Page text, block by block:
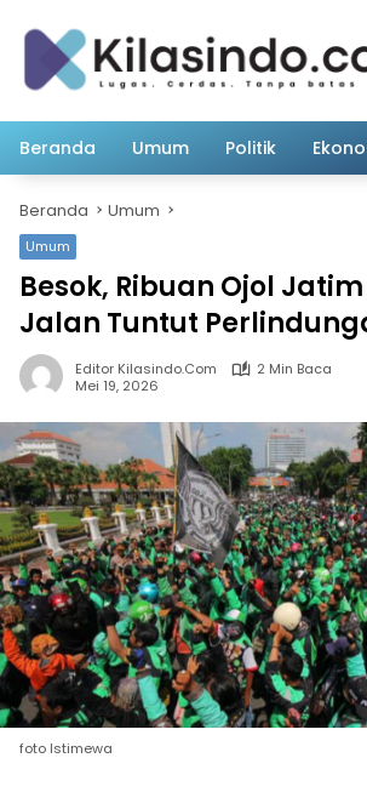
Beranda Umum Politik
Beranda Umum
Umum
Besok, Ribuan Ojol
Jalan Tuntut
Editor Kilasindo.com
2 Min Baca
Mei 19, 2026
foto Istimewa